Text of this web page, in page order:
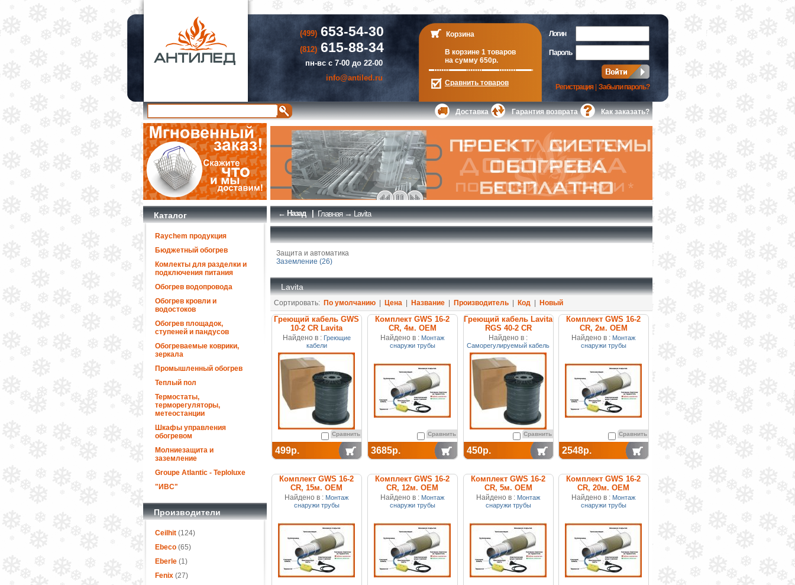
(499)653-54-30
(812)615-88-34
пн-вс с 7-00 до 22-00
info@antiled.ru
Корзина
В корзине 1 товаров
на сумму 650р.
Сравнить товаров
Логин
Пароль
Регистрация| Забыли пароль?
Доставка Гарантия возврата Как заказать?
Каталог
Raychem продукция
Бюджетный обогрев
Комлекты для разделки и
подключения питания
Обогрев водопровода
Обогрев кровли и
водостоков
Обогрев площадок,
ступеней и пандусов
Обогреваемые коврики,
зеркала
Промышленный обогрев
Теплый пол
Термостаты,
терморегуляторы,
метеостанции
Шкафы управления
обогревом
Молниезащита и
заземление
Groupe Atlantic - Teploluxe
"ИВС"
Производители
Ceilhit(124)
Ebeco(65)
Eberle(1)
Fenix(27)
← Назад | Главная→Lavita
Защита и автоматика
Заземление (26)
Lavita
Сортировать: По умолчанию| Цена| Название| Производитель| Код| Новый
Греющий кабель GWS
10-2 CR Lavita
Найдено в : Греющие
кабели
Сравнить
499р.
Комплект GWS 16-2
CR, 4м. ОЕМ
Найдено в : Монтаж
снаружи трубы
Сравнить
3685р.
Греющий кабель Lavita
RGS 40-2 CR
Найдено в :
Саморегулируемый кабель
Сравнить
450р.
Комплект GWS 16-2
CR, 2м. ОЕМ
Найдено в : Монтаж
снаружи трубы
Сравнить
2548р.
Комплект GWS 16-2
CR, 15м. ОЕМ
Найдено в : Монтаж
снаружи трубы
Комплект GWS 16-2
CR, 12м. ОЕМ
Найдено в : Монтаж
снаружи трубы
Комплект GWS 16-2
CR, 5м. ОЕМ
Найдено в : Монтаж
снаружи трубы
Комплект GWS 16-2
CR, 20м. ОЕМ
Найдено в : Монтаж
снаружи трубы